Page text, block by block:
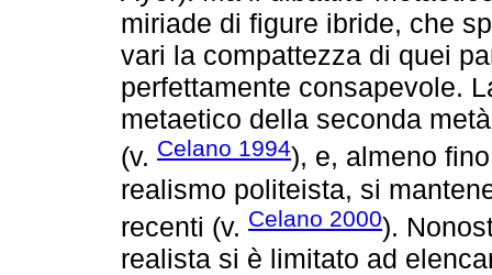
miriade di figure ibride, che
vari la compattezza di quei
perfettamente consapevole.
metaetico della seconda
(v. Celano 1994), e, almeno
realismo politeista, si
recenti (v. Celano 2000).
realista si è limitato ad